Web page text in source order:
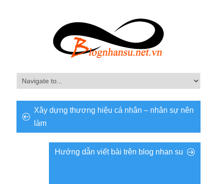
Xây dựng thương hiệu cá nhân – nhân sự nên
làm
Hướng dẫn viết bài trên blog nhan su